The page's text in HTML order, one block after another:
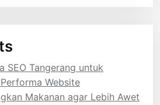
SEO Tangerang untuk
Website
Makanan agar Lebih Awet